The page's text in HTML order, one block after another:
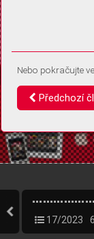
17/2023
Nebo pokračujte
Předchozí